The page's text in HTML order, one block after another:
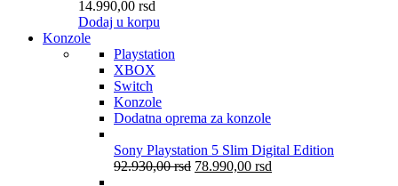
14.990,00 rsd
Dodaj u korpu
Konzole
Playstation
XBOX
Switch
Konzole
Dodatna oprema za konzole
Sony Playstation 5 Slim Digital Edition
92.930,00rsd 78.990,00 rsd